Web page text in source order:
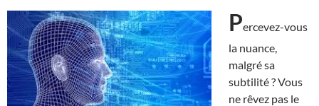
Percevez-vous
la nuance,
malgré sa
subtilité ? Vous
ne rêvez pas le